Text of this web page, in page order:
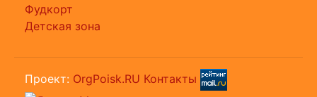
Фудкорт
Детская зона
Проект: OrgPoisk.RU Контакты